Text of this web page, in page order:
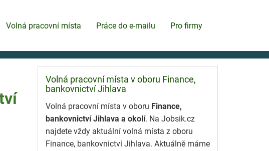
Volná pracovní místa Práce do e-mailu Pro firmy
Volná pracovní místa v oboru Finance,
bankovnictví Jihlava
Volná pracovní místa v oboru Finance,
bankovnictví Jihlava a okolí. Na Jobsik.cz
najdete vždy aktuální volná místa z oboru
Finance, bankovnictví Jihlava. Aktuálně máme